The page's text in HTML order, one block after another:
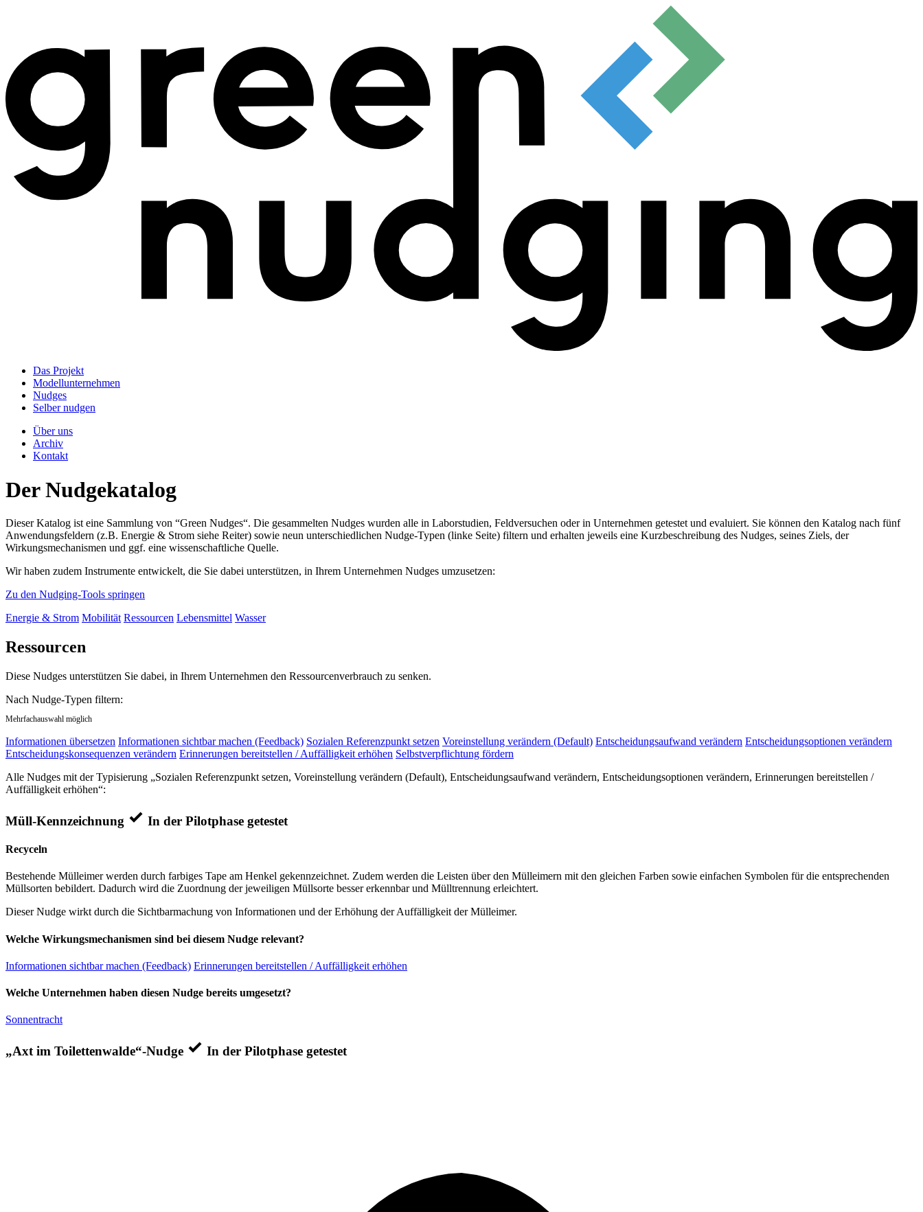
Das Projekt
Modellunternehmen
Nudges
Selber nudgen
Über uns
Archiv
Kontakt
Der Nudgekatalog
Dieser Katalog ist eine Sammlung von “Green Nudges“. Die gesammelten Nudges wurden alle in Laborstudien, Feldversuchen oder in Unternehmen getestet und evaluiert. Sie können den Katalog nach fünf
Anwendungsfeldern (z.B. Energie & Strom siehe Reiter) sowie neun unterschiedlichen Nudge-Typen (linke Seite) filtern und erhalten jeweils eine Kurzbeschreibung des Nudges, seines Ziels, der
Wirkungsmechanismen und ggf. eine wissenschaftliche Quelle.
Wir haben zudem Instrumente entwickelt, die Sie dabei unterstützen, in Ihrem Unternehmen Nudges umzusetzen:
Zu den Nudging-Tools springen
Energie & Strom Mobilität Ressourcen Lebensmittel Wasser
Ressourcen
Diese Nudges unterstützen Sie dabei, in Ihrem Unternehmen den Ressourcenverbrauch zu senken.
Nach Nudge-Typen filtern:
Mehrfachauswahl möglich
Informationen übersetzen Informationen sichtbar machen (Feedback) Sozialen Referenzpunkt setzen Voreinstellung verändern (Default) Entscheidungsaufwand verändern Entscheidungsoptionen verändern
Entscheidungskonsequenzen verändern Erinnerungen bereitstellen / Auffälligkeit erhöhen Selbstverpflichtung fördern
Alle Nudges mit der Typisierung „Sozialen Referenzpunkt setzen, Voreinstellung verändern (Default), Entscheidungsaufwand verändern, Entscheidungsoptionen verändern, Erinnerungen bereitstellen /
Auffälligkeit erhöhen“:
Müll-Kennzeichnung In der Pilotphase getestet
Recyceln
Bestehende Mülleimer werden durch farbiges Tape am Henkel gekennzeichnet. Zudem werden die Leisten über den Mülleimern mit den gleichen Farben sowie einfachen Symbolen für die entsprechenden
Müllsorten bebildert. Dadurch wird die Zuordnung der jeweiligen Müllsorte besser erkennbar und Mülltrennung erleichtert.
Dieser Nudge wirkt durch die Sichtbarmachung von Informationen und der Erhöhung der Auffälligkeit der Mülleimer.
Welche Wirkungsmechanismen sind bei diesem Nudge relevant?
Informationen sichtbar machen (Feedback) Erinnerungen bereitstellen / Auffälligkeit erhöhen
Welche Unternehmen haben diesen Nudge bereits umgesetzt?
Sonnentracht
„Axt im Toilettenwalde“-Nudge In der Pilotphase getestet